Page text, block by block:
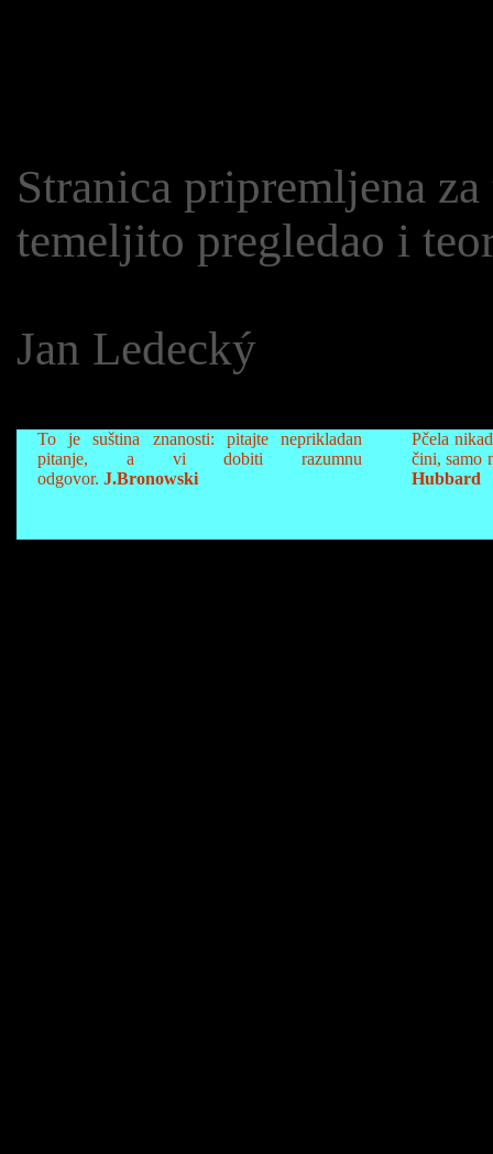
Stranica pripremljena
temeljito pregledao i
Jan Ledecký
To je suština znanosti: pitajte neprikladan
pitanje, a vi dobiti razumnu
odgovor. J.Bronowski
Pčela
čini, samo
Hubbard